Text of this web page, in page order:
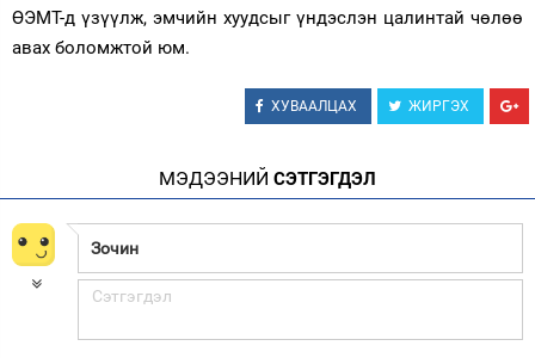
ӨЭМТ-д үзүүлж, эмчийн хуудсыг үндэслэн цалинтай чөлөө
авах боломжтой юм.
ХУВААЛЦАХ ЖИРГЭХ
МЭДЭЭНИЙ СЭТГЭГДЭЛ